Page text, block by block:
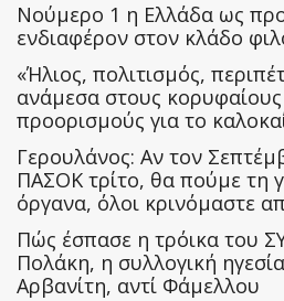
Nούμερο 1 η Ελλάδα ως
ενδιαφέρον στον κλάδο
«Ήλιος, πολιτισμός,
ανάμεσα στους
προορισμούς για το
Γερουλάνος: Αν τον
ΠΑΣΟΚ τρίτο, θα πούμε τη
όργανα, όλοι κρινόμαστε
Πώς έσπασε η τρόικα του
Πολάκη, η συλλογική
Αρβανίτη, αντί Φάμελλου